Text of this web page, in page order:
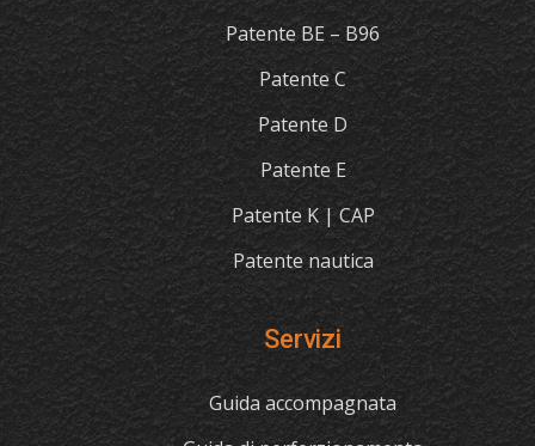
Patente BE – B96
Patente C
Patente D
Patente E
Patente K | CAP
Patente nautica
Servizi
Guida accompagnata